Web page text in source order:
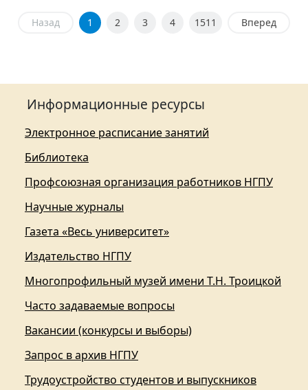
Назад 1 2 3 4 1511 Вперед
Информационные ресурсы
Электронное расписание занятий
Библиотека
Профсоюзная организация работников НГПУ
Научные журналы
Газета «Весь университет»
Издательство НГПУ
Многопрофильный музей имени Т.Н. Троицкой
Часто задаваемые вопросы
Вакансии (конкурсы и выборы)
Запрос в архив НГПУ
Трудоустройство студентов и выпускников